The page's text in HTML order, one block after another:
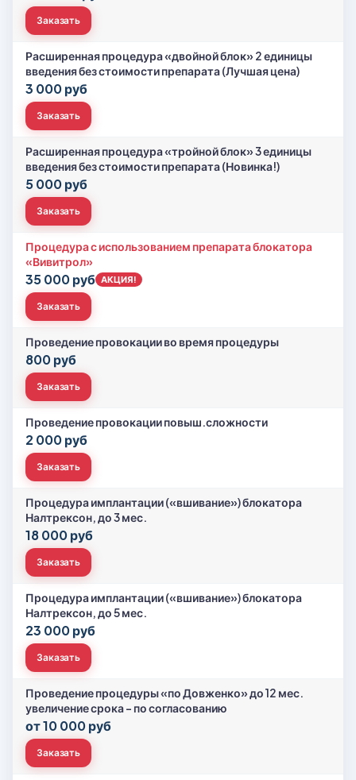
Заказать
Расширенная процедура «двойной блок» 2 единицы
введения без стоимости препарата (Лучшая цена)
3 000 руб
Заказать
Расширенная процедура «тройной блок» 3 единицы
введения без стоимости препарата (Новинка!)
5 000 руб
Заказать
Процедура с использованием препарата блокатора
«Вивитрол»
35 000 руб АКЦИЯ!
Заказать
Проведение провокации во время процедуры
800 руб
Заказать
Проведение провокации повыш.сложности
2 000 руб
Заказать
Процедура имплантации («вшивание») блокатора
Налтрексон, до 3 мес.
18 000 руб
Заказать
Процедура имплантации («вшивание») блокатора
Налтрексон, до 5 мес.
23 000 руб
Заказать
Проведение процедуры «по Довженко» до 12 мес.
увеличение срока - по согласованию
от 10 000 руб
Заказать